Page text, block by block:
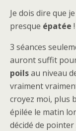
Je dois dire que
presque épatée !
3 séances
auront suffit
poilsau niveau
vraiment
croyez moi, plus
épilée le matin
décidé de pointer